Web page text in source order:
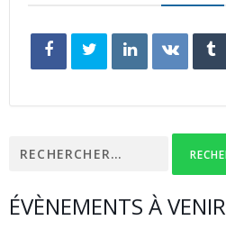
ÉVÈNEMENTS À VENIR